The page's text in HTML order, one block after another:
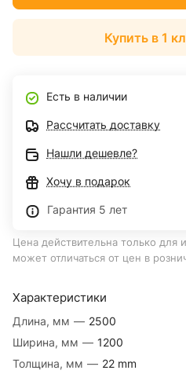
Характеристики
Длина, мм — 2500
Ширина, мм — 1200
Толщина, мм — 22 mm
Купить в 1
Есть в наличии
Рассчитать доставку
Нашли дешевле?
Хочу в подарок
Гарантия 5 лет
Цена действительна только для
может отличаться от цен в